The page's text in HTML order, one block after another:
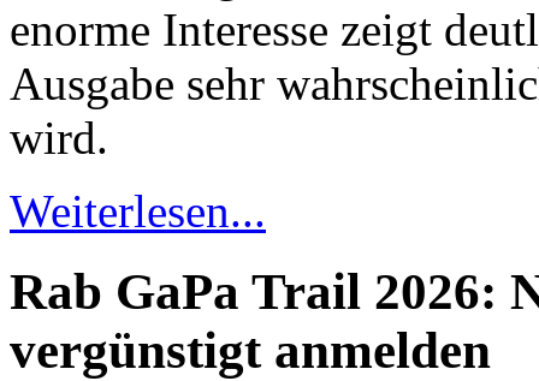
enorme Interesse zeigt
Ausgabe sehr
wird.
Weiterlesen...
Rab GaPa Trail 2026:
vergünstigt anmelden